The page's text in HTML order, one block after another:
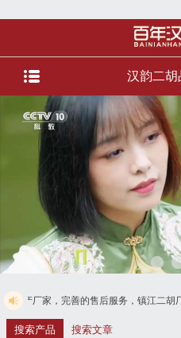
汉韵二胡
售后服务，镇江二胡厂，二胡教学直
搜索产品 搜索文章